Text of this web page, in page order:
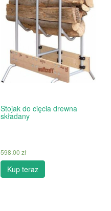
Stojak do cięcia drewna
składany
598.00 zł
Kup teraz